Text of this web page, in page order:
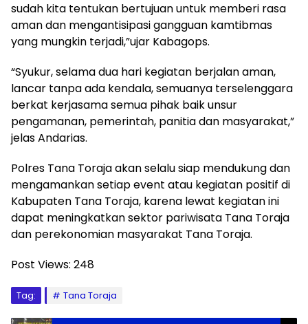
sudah kita tentukan bertujuan untuk memberi rasa
aman dan mengantisipasi gangguan kamtibmas
yang mungkin terjadi,”ujar Kabagops.
“Syukur, selama dua hari kegiatan berjalan aman,
lancar tanpa ada kendala, semuanya terselenggara
berkat kerjasama semua pihak baik unsur
pengamanan, pemerintah, panitia dan masyarakat,”
jelas Andarias.
Polres Tana Toraja akan selalu siap mendukung dan
mengamankan setiap event atau kegiatan positif di
Kabupaten Tana Toraja, karena lewat kegiatan ini
dapat meningkatkan sektor pariwisata Tana Toraja
dan perekonomian masyarakat Tana Toraja.
Post Views: 248
Tag: Tana Toraja